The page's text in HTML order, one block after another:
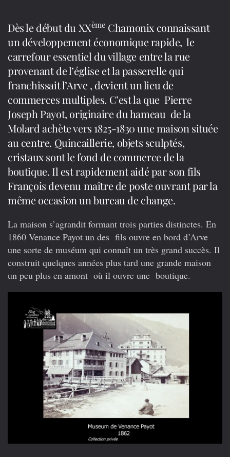
Dès le début du XXème Chamonix connaissant
un développement économique rapide, le
carrefour essentiel du village entre la rue
provenant de l’église et la passerelle qui
franchissait l’Arve , devient un lieu de
commerces multiples. C’est la que Pierre
Joseph Payot, originaire du hameau de la
Molard achète vers 1825-1830 une maison située
au centre. Quincaillerie, objets sculptés,
cristaux sont le fond de commerce de la
boutique. Il est rapidement aidé par son fils
François devenu maître de poste ouvrant par la
même occasion un bureau de change.
La maison s’agrandit formant trois parties distinctes. En
1860 Venance Payot un des fils ouvre en bord d’Arve
une sorte de muséum qui connaît un très grand succès. Il
construit quelques années plus tard une grande maison
un peu plus en amont où il ouvre une boutique.